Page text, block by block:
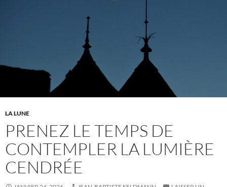
LA LUNE
PRENEZ LE TEMPS DE
CONTEMPLER LA LUMIÈRE
CENDRÉE